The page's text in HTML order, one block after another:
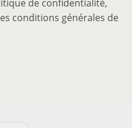
de confidentialité,
conditions générales de